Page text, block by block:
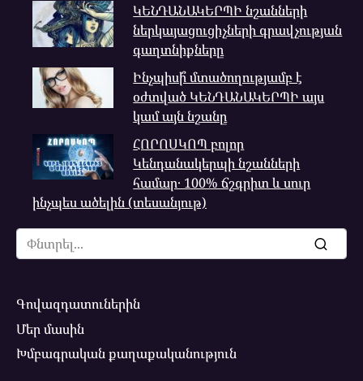
ԿԵՆԴԱՆԱԿԵՐՊԻ նշանների
ներկայացուցիչների գրավչության
գաղտնիքները
Ինչպիսի՞ մտածողությամբ է
օժտված ԿԵՆԴԱՆԱԿԵՐՊԻ այս
կամ այն նշանը
ՀՈՐՈՍԿՈՊ բոլոր
Կենդանակերպի նշանների
համար․ 100% ճշգրիտ և սուր
ինչպես ածելին (տեսանյութ)
Search
for:
Գովազդատուներին
Մեր մասին
Խմբագրական քաղաքականություն